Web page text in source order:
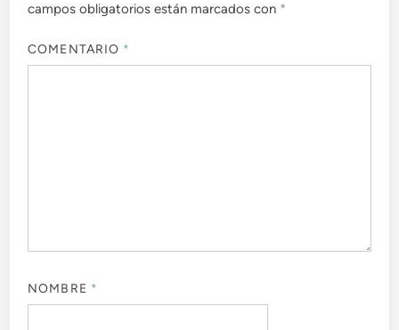
campos obligatorios están marcados con *
COMENTARIO *
NOMBRE *